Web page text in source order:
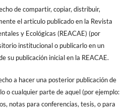
de compartir, copiar, distribuir,
el articulo publicado en la Revista
y Ecológicas (REACAE) (por
institucional o publicarlo en un
su publicación inicial en la REACAE.
a hacer una posterior publicación de
o cualquier parte de aquel (por ejemplo:
notas para conferencias, tesis, o para